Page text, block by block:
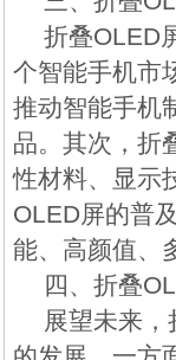
折叠OLED
个智能手机市
推动智能手机
品。其次，折
性材料、显示
OLED屏的普
能、高颜值、
四、折叠
展望未来